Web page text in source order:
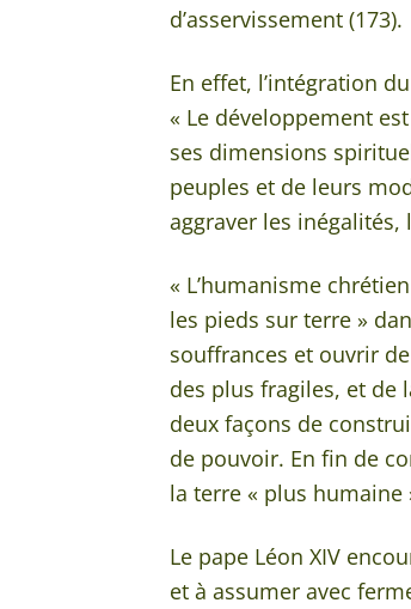
d’asservissement (173).
En effet, l’intégration
« Le développement
ses dimensions
peuples et de leurs
aggraver les inégalités,
« L’humanisme
les pieds sur terre »
souffrances et ouvrir
des plus fragiles, et de
deux façons de
de pouvoir. En fin de
la terre « plus humaine
Le pape Léon XIV
et à assumer avec